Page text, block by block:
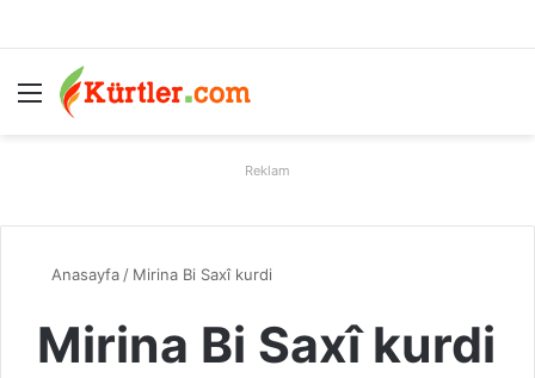
Menü
Reklam
Anasayfa / Mirina Bi Saxî kurdi
Mirina Bi Saxî kurdi